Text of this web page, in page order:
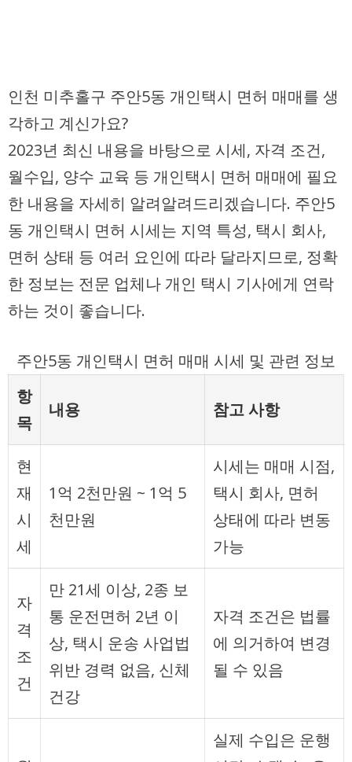
인천 미추홀구 주안5동 개인택시 면허 매매를 생
각하고 계신가요?
2023년 최신 내용을 바탕으로 시세, 자격 조건,
월수입, 양수 교육 등 개인택시 면허 매매에 필요
한 내용을 자세히 알려알려드리겠습니다. 주안5
동 개인택시 면허 시세는 지역 특성, 택시 회사,
면허 상태 등 여러 요인에 따라 달라지므로, 정확
한 정보는 전문 업체나 개인 택시 기사에게 연락
하는 것이 좋습니다.
주안5동 개인택시 면허 매매 시세 및 관련 정보
항
목
내용 참고 사항
현
재
시
세
1억 2천만원 ~ 1억 5
천만원
시세는 매매 시점,
택시 회사, 면허
상태에 따라 변동
가능
자
격
조
건
만 21세 이상, 2종 보
통 운전면허 2년 이
상, 택시 운송 사업법
위반 경력 없음, 신체
건강
자격 조건은 법률
에 의거하여 변경
될 수 있음
실제 수입은 운행